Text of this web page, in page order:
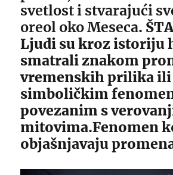
svetlost i stvarajući
oreol oko Meseca.
Ljudi su kroz istoriju
smatrali znakom
vremenskih prilika ili
simboličkim
povezanim s
mitovima.Fenomen
objašnjavaju